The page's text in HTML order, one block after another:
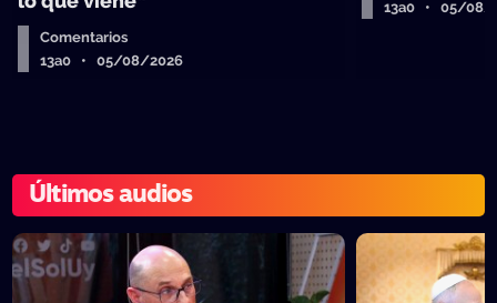
Comentarios
13a0 • 05/08/2026
13a0 • 05/08/
Últimos audios